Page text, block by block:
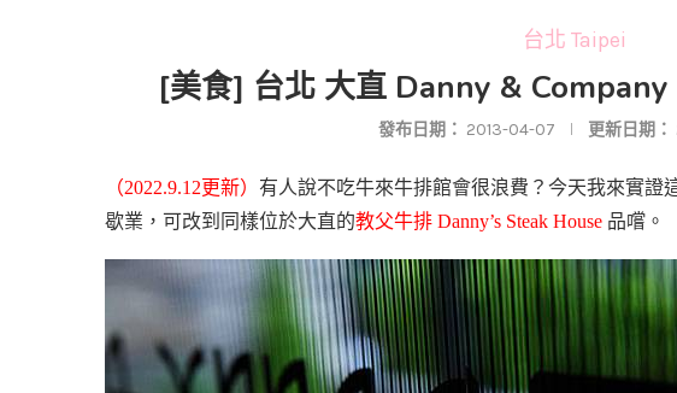
台北 Taipei
[美食] 台北 大直 Danny &
發布日期： 2013-04-07 更新日期：
（2022.9.12更新） 有人說不吃牛來牛排館會很浪費？今天我來實證
歇業，可改到同樣位於大直的教父牛排 Danny’s Steak House 品嚐。